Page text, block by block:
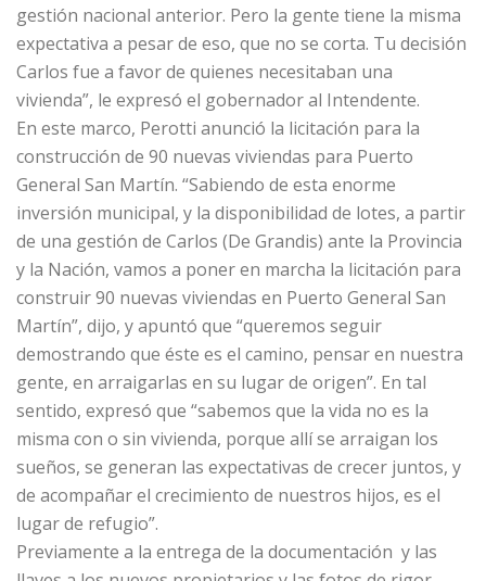
gestión nacional anterior. Pero la gente tiene la misma
expectativa a pesar de eso, que no se corta. Tu decisión
Carlos fue a favor de quienes necesitaban una
vivienda”, le expresó el gobernador al Intendente.
En este marco, Perotti anunció la licitación para la
construcción de 90 nuevas viviendas para Puerto
General San Martín. “Sabiendo de esta enorme
inversión municipal, y la disponibilidad de lotes, a partir
de una gestión de Carlos (De Grandis) ante la Provincia
y la Nación, vamos a poner en marcha la licitación para
construir 90 nuevas viviendas en Puerto General San
Martín”, dijo, y apuntó que “queremos seguir
demostrando que éste es el camino, pensar en nuestra
gente, en arraigarlas en su lugar de origen”. En tal
sentido, expresó que “sabemos que la vida no es la
misma con o sin vivienda, porque allí se arraigan los
sueños, se generan las expectativas de crecer juntos, y
de acompañar el crecimiento de nuestros hijos, es el
lugar de refugio”.
Previamente a la entrega de la documentación y las